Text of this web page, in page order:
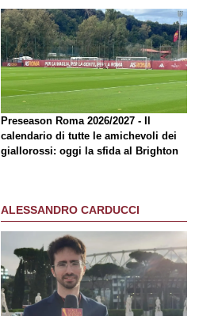
Preseason Roma 2026/2027 - Il
calendario di tutte le amichevoli dei
giallorossi: oggi la sfida al Brighton
ALESSANDRO CARDUCCI